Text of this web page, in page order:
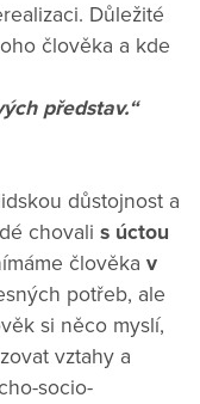
Důležité
člověka a kde
představ.“
důstojnost a
chovali s úctou
člověka v
potřeb, ale
si něco myslí,
vztahy a
socio-